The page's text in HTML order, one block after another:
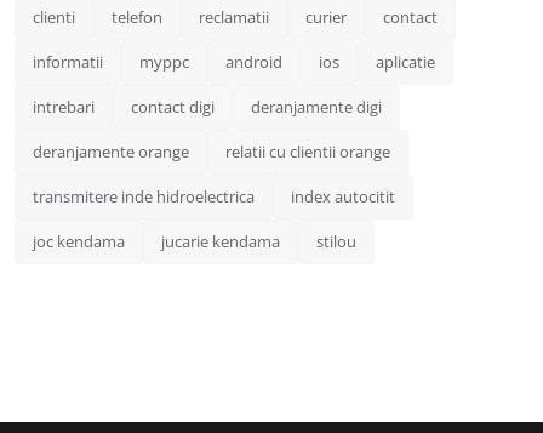
clienti telefon reclamatii curier contact
informatii myppc android ios aplicatie
intrebari contact digi deranjamente digi
deranjamente orange relatii cu clientii orange
transmitere inde hidroelectrica index autocitit
joc kendama jucarie kendama stilou